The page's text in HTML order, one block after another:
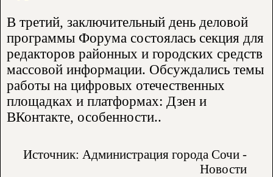
В третий, заключительный день деловой
программы Форума состоялась секция для
редакторов районных и городских средств
массовой информации. Обсуждались темы
работы на цифровых отечественных
площадках и платформах: Дзен и
ВКонтакте, особенности..
Источник: Администрация города Сочи -
Новости